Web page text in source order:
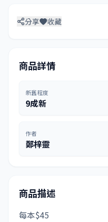
分享 收藏
商品詳情
新舊程度
9成新
作者
鄭梓靈
商品描述
每本$45